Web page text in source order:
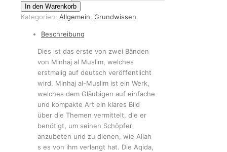
In den Warenkorb
Kategorien: Allgemein, Grundwissen
Beschreibung
Dies ist das erste von zwei Bänden
von Minhaj al Muslim, welches
erstmalig auf deutsch veröffentlicht
wird. Minhaj al-Muslim ist ein Werk,
welches dem Gläubigen auf einfache
und kompakte Art ein klares Bild
über die Themen vermittelt, die er
benötigt, um seinen Schöpfer
anzubeten und zu dienen, wie Allah
s es von ihm verlangt hat. Die Aqida,